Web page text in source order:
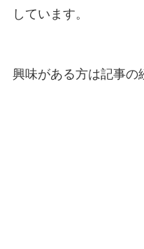
しています。
興味がある方は記事の